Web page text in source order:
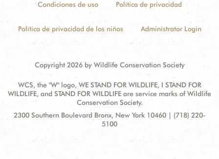
Condiciones de uso Política de privacidad
Política de privacidad de los niños Administrator Login
Copyright 2026 by Wildlife Conservation Society
WCS, the "W" logo, WE STAND FOR WILDLIFE, I STAND FOR
WILDLIFE, and STAND FOR WILDLIFE are service marks of Wildlife
Conservation Society.
Contact
Address:
2300 Southern Boulevard Bronx, New York 10460 | (718) 220-
5100